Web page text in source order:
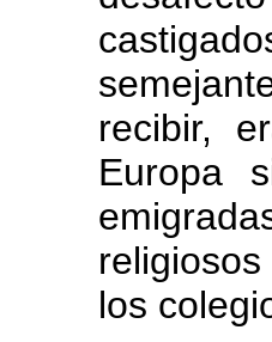
recibir,
Europa
los